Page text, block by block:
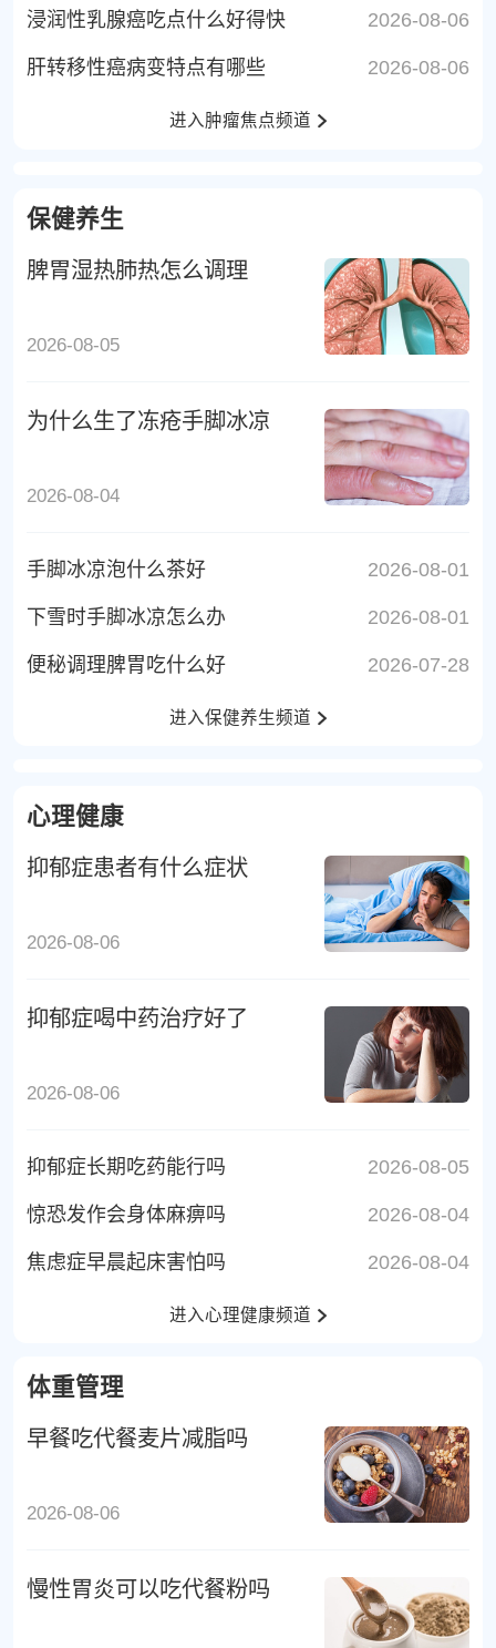
2026-08-06
浸润性乳腺癌吃点什么好得快
2026-08-06
肝转移性癌病变特点有哪些
进入肿瘤焦点频道
保健养生
脾胃湿热肺热怎么调理
2026-08-05
为什么生了冻疮手脚冰凉
2026-08-04
2026-08-01
手脚冰凉泡什么茶好
2026-08-01
下雪时手脚冰凉怎么办
2026-07-28
便秘调理脾胃吃什么好
进入保健养生频道
心理健康
抑郁症患者有什么症状
2026-08-06
抑郁症喝中药治疗好了
2026-08-06
2026-08-05
抑郁症长期吃药能行吗
2026-08-04
惊恐发作会身体麻痹吗
2026-08-04
焦虑症早晨起床害怕吗
进入心理健康频道
体重管理
早餐吃代餐麦片减脂吗
2026-08-06
慢性胃炎可以吃代餐粉吗